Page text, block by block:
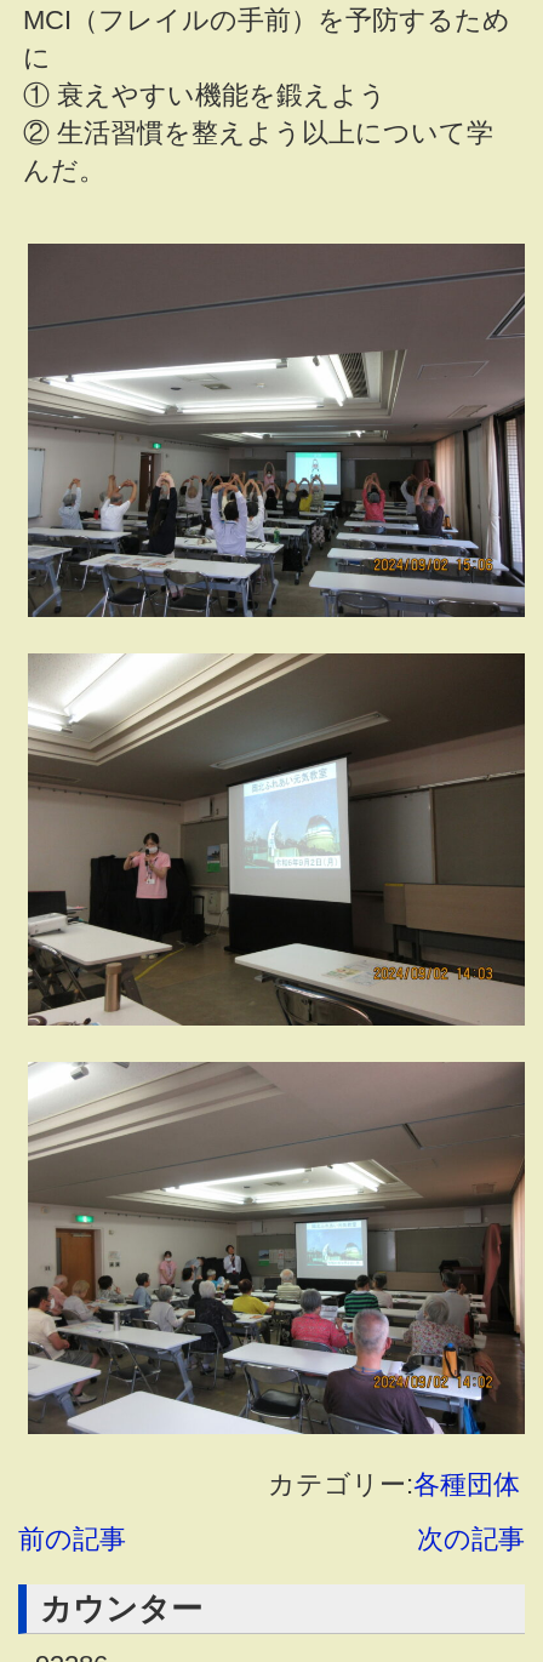
MCI（フレイルの手前）を予防するため
に
① 衰えやすい機能を鍛えよう
② 生活習慣を整えよう以上について学
んだ。
カテゴリー:各種団体
前の記事
次の記事
カウンター